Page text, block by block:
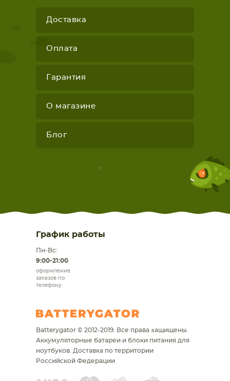
Доставка
Оплата
Гарантия
О магазине
Блог
График работы
Пн-Вс:
9:00-21:00
оформление
заказов по
телефону
Batterygator © 2012-2019. Все права защищены.
Аккумуляторные батареи и блоки питания для
ноутбуков. Доставка по территории
Российской Федерации